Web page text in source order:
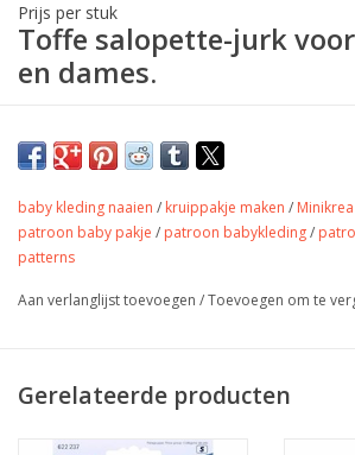
Prijs per stuk
Toffe salopette-jurk
en dames.
Beschrijving:
salopettejurk voor meisjes (92-152) en
patroon van de Colette werd ontworpen
baby kleding naaien / kruippakje maken /
patroon baby pakje / patroon babykleding/
patterns
Aan verlanglijst toevoegen /Toevoegen om te
Gerelateerde producten